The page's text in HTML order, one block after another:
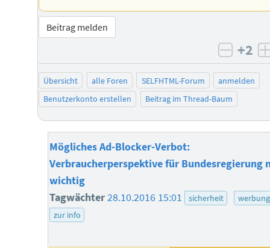
Beitrag melden
+2
Übersicht alle Foren SELFHTML-Forum
anmelden
Benutzerkonto erstellen
Beitrag im Thread-Baum
Mögliches Ad-Blocker-Verbot:
Verbraucherperspektive für Bundesregierung
wichtig
Tagwächter28.10.2016 15:01 sicherheit
werbung
zur info